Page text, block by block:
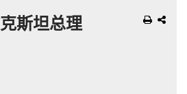
斯坦总理